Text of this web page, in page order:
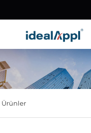
Ürünler